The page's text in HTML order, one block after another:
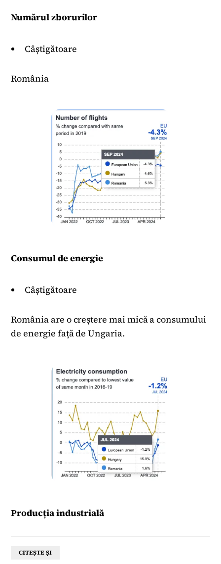
Numărul zborurilor
Câștigătoare
România
Consumul de energie
Câștigătoare
România are o creștere mai mică a consumului
de energie față de Ungaria.
Producția industrială
CITEȘTE ȘI